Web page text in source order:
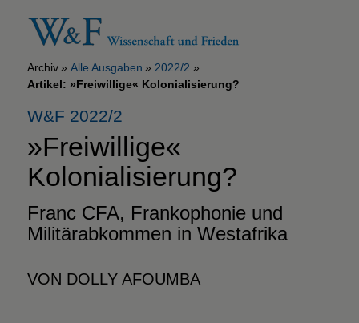
Archiv Alle Ausgaben
2022/2
Artikel: »Freiwillige« Kolonialisierung?
W&F 2022/2
»Freiwillige«
Kolonialisierung?
Franc CFA, Frankophonie und
Militärabkommen in Westafrika
VON DOLLY AFOUMBA